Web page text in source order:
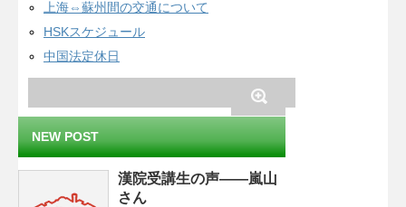
上海⇔蘇州間の交通について
HSKスケジュール
中国法定休日
NEW POST
漢院受講生の声——嵐山
さん